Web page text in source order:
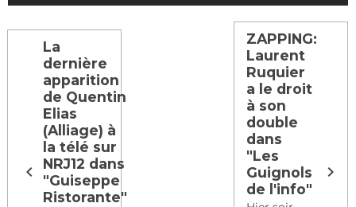
La
dernière
apparition
de Quentin
Elias
(Alliage) à
la télé sur
NRJ12 dans
"Guiseppe
Ristorante"
ZAPPING:
Laurent
Ruquier
a le droit
à son
double
dans
"Les
Guignols
de l'info"